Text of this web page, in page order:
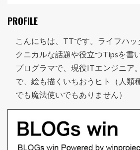
PROFILE
こんにちは、TTです。ライフハ
クニカルな話題や役立つTipsを書
プログラマで、現役ITエンジニア
で、絵も描くいちおうヒト（人類
でも魔法使いでもありません）